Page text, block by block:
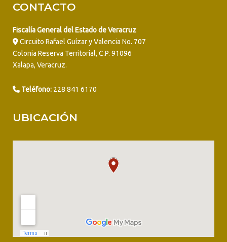
CONTACTO
Fiscalía General del Estado de Veracruz
Circuito Rafael Guízar y Valencia No. 707
Colonia Reserva Territorial, C.P. 91096
Xalapa, Veracruz.
Teléfono: 228 841 6170
UBICACIÓN